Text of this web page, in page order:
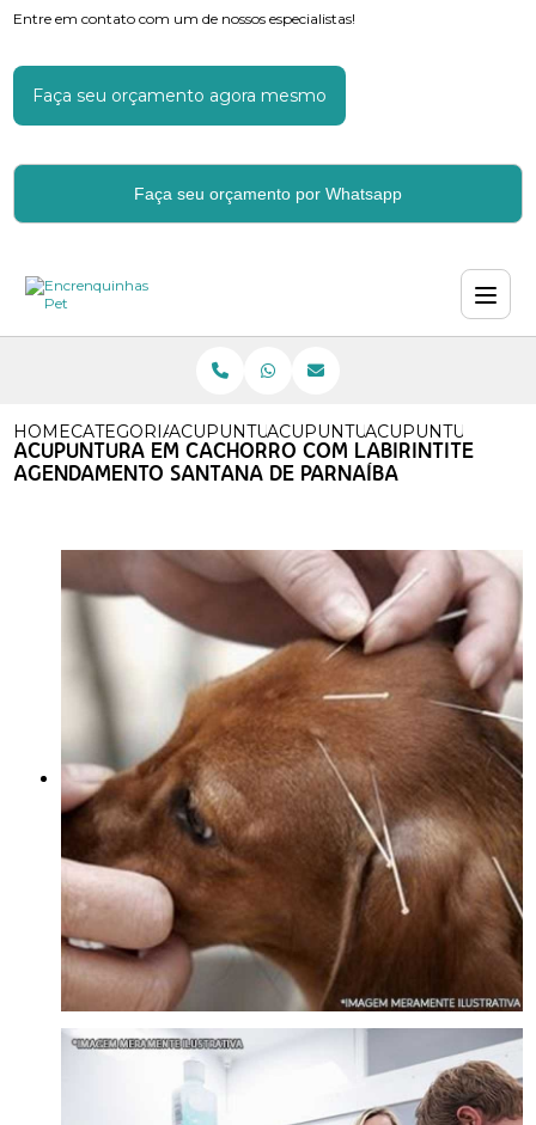
Entre em contato com um de nossos especialistas!
Faça seu orçamento agora mesmo
Faça seu orçamento por Whatsapp
HOMECATEGORIASACUPUNTURAACUPUNTURA EM ANIMAIS
ACUPUNTURA EM
ACUPUNTURA EM CACHORRO COM LABIRINTITE
AGENDAMENTO SANTANA DE PARNAÍBA